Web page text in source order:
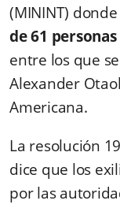
(MININT)
de 61
entre los que
Alexander
Americana.
La resolución
dice que los
por las